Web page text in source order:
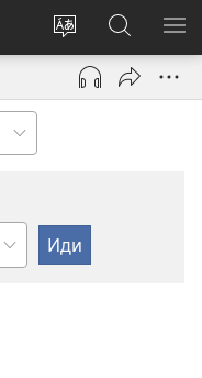
Промени
језик
сајта
Пријава
(отвара
прозор)
Претрага
сајта
JW.ORG